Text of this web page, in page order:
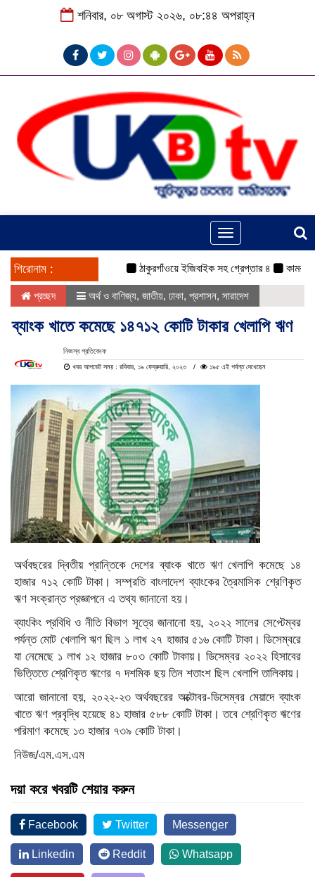
শনিবার, ০৮ অগাস্ট ২০২৬, ০৮:৪৪ অপরাহ্ন
Toggle
navigation
শিরোনাম : ঠাকুরগাঁওয়ে ইজিবাইক সহ গ্রেপ্তার ৪ কামরুল-জসিম
প্রচ্ছদ অর্থ ও বাণিজ্য, জাতীয়, ঢাকা, প্রশাসন, সারাদেশ
ব্যাংক খাতে কমেছে ১৪৭১২ কোটি টাকার খেলাপি ঋণ
নিজস্ব প্রতিবেদক
খবর আপডেট সময় : রবিবার, ১৯ ফেব্রুয়ারি, ২০২৩ ১৯৫ এই পর্যন্ত দেখেছেন
অর্থবছরের দ্বিতীয় প্রান্তিকে দেশের ব্যাংক খাতে ঋণ খেলাপি কমেছে ১৪
হাজার ৭১২ কোটি টাকা। সম্প্রতি বাংলাদেশ ব্যাংকের ত্রৈমাসিক শ্রেণিকৃত
ঋণ সংক্রান্ত প্রজ্ঞাপনে এ তথ্য জানানো হয়।
ব্যাংকিং প্রবিধি ও নীতি বিভাগ সূত্রে জানানো হয়, ২০২২ সালের সেপ্টেম্বর
পর্যন্ত মোট খেলাপি ঋণ ছিল ১ লাখ ২৭ হাজার ৫১৬ কোটি টাকা। ডিসেম্বরে
যা নেমেছে ১ লাখ ১২ হাজার ৮০৩ কোটি টাকায়। ডিসেম্বর ২০২২ হিসাবের
ভিত্তিতে শ্রেণিকৃত ঋণের ৭ দশমিক ছয় তিন শতাংশ ছিল খেলাপি তালিকায়।
আরো জানানো হয়, ২০২২-২৩ অর্থবছরের অক্টোবর-ডিসেম্বর মেয়াদে ব্যাংক
খাতে ঋণ প্রবৃদ্ধি হয়েছে ৪১ হাজার ৫৮৮ কোটি টাকা। তবে শ্রেণিকৃত ঋণের
পরিমাণ কমেছে ১৩ হাজার ৭৩৯ কোটি টাকা।
নিউজ/এম.এস.এম
দয়া করে খবরটি শেয়ার করুন
Facebook Twitter Messenger
Linkedin Reddit Whatsapp